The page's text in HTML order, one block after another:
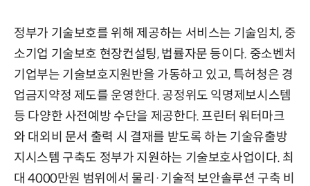
정부가 기술보호를 위해 제공하는 서비스는 기술임치, 중
소기업 기술보호 현장컨설팅, 법률자문 등이다. 중소벤처
기업부는 기술보호지원반을 가동하고 있고, 특허청은 경
업금지약정 제도를 운영한다. 공정위도 익명제보시스템
등 다양한 사전예방 수단을 제공한다. 프린터 워터마크
와 대외비 문서 출력 시 결재를 받도록 하는 기술유출방
지시스템 구축도 정부가 지원하는 기술보호사업이다. 최
대 4000만원 범위에서 물리·기술적 보안솔루션 구축 비